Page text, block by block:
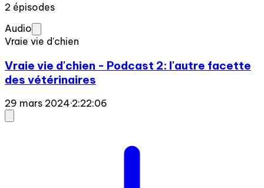
2 épisodes
Audio
Vraie vie d'chien
Vraie vie d'chien - Podcast 2: l'autre facette
des vétérinaires
29 mars 2024·2:22:06